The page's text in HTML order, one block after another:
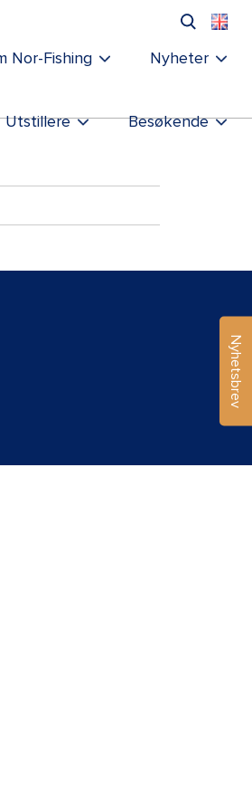
Nor-Fishing Nyheter
Utstillere Besøkende
Nyhetsbrev